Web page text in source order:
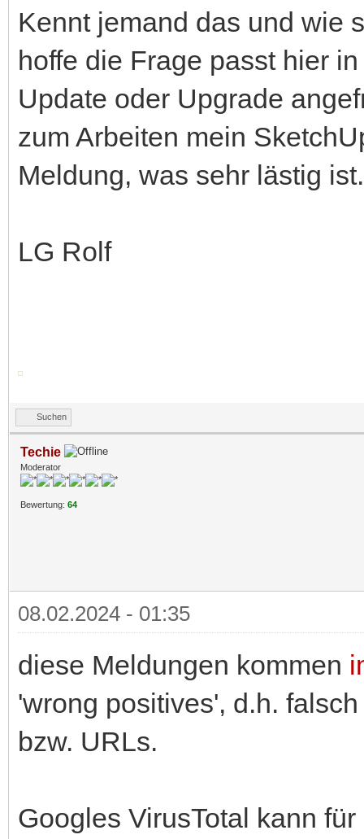
Kennt jemand das und wie
hoffe die Frage passt hier
Update oder Upgrade
zum Arbeiten mein
Meldung, was sehr lästig ist.
LG Rolf
Suchen
Techie
Moderator
Bewertung: 64
08.02.2024 - 01:35
diese Meldungen kommen
'wrong positives', d.h.
bzw. URLs.
Googles VirusTotal kann